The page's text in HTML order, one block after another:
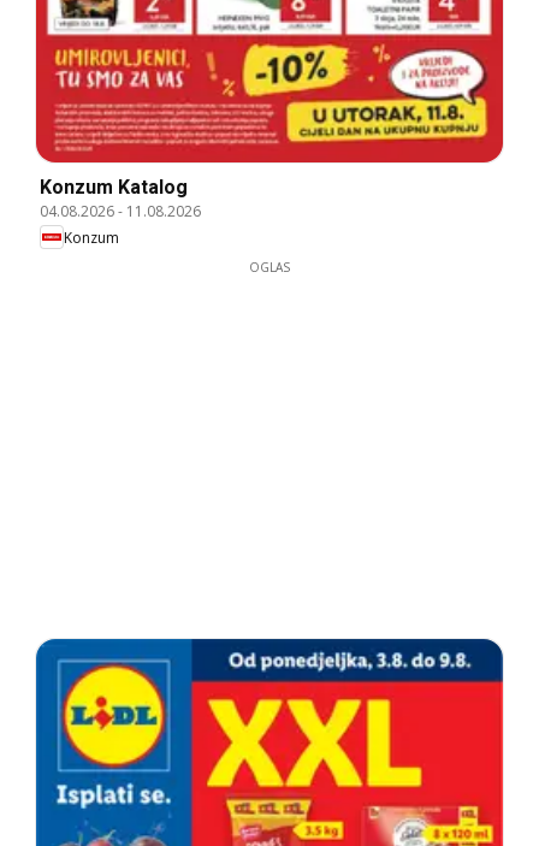
Konzum Katalog
04.08.2026- 11.08.2026
Konzum
OGLAS